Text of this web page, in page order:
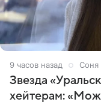
9 часов назад Соня
Звезда
хейтерам: